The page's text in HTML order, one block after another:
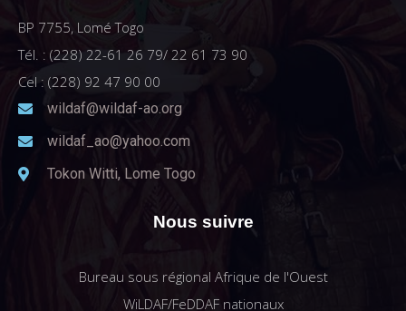
BP 7755, Lomé Togo
Tél. : (228) 22-61 26 79/ 22 61 73 90
Cel : (228) 92 47 90 00
wildaf@wildaf-ao.org
wildaf_ao@yahoo.com
Tokon Witti, Lome Togo
Nous suivre
Bureau sous régional Afrique de l'Ouest
WiLDAF/FeDDAF nationaux